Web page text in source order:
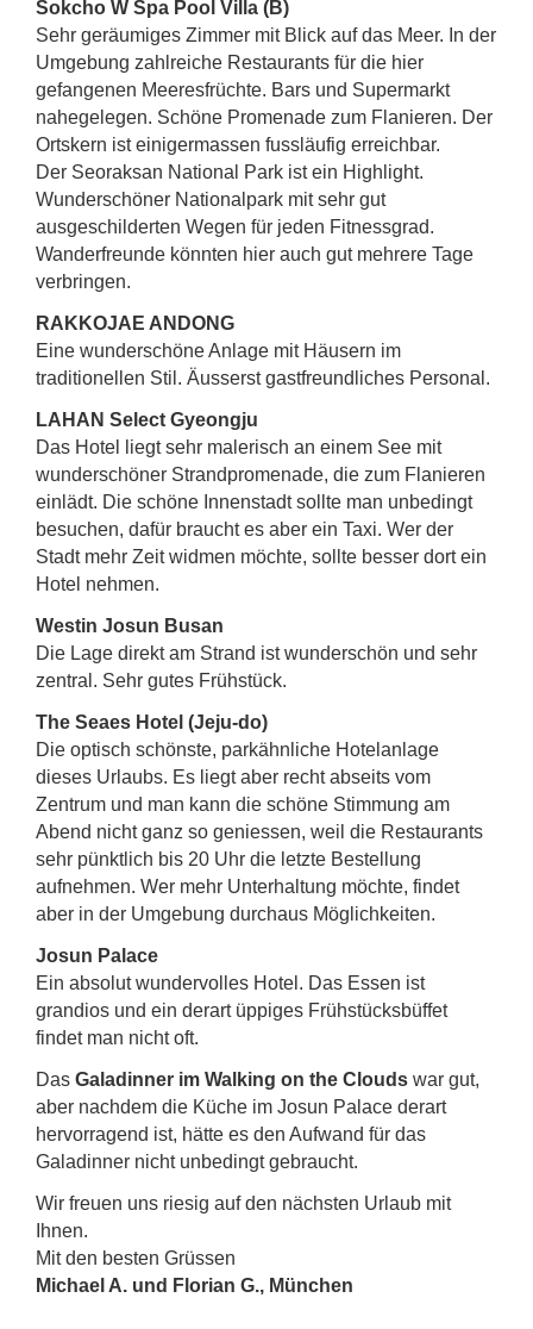
Sokcho W Spa Pool Villa (B)
Sehr geräumiges Zimmer mit Blick auf das Meer. In der
Umgebung zahlreiche Restaurants für die hier
gefangenen Meeresfrüchte. Bars und Supermarkt
nahegelegen. Schöne Promenade zum Flanieren. Der
Ortskern ist einigermassen fussläufig erreichbar.
Der Seoraksan National Park ist ein Highlight.
Wunderschöner Nationalpark mit sehr gut
ausgeschilderten Wegen für jeden Fitnessgrad.
Wanderfreunde könnten hier auch gut mehrere Tage
verbringen.
RAKKOJAE ANDONG
Eine wunderschöne Anlage mit Häusern im
traditionellen Stil. Äusserst gastfreundliches Personal.
LAHAN Select Gyeongju
Das Hotel liegt sehr malerisch an einem See mit
wunderschöner Strandpromenade, die zum Flanieren
einlädt. Die schöne Innenstadt sollte man unbedingt
besuchen, dafür braucht es aber ein Taxi. Wer der
Stadt mehr Zeit widmen möchte, sollte besser dort ein
Hotel nehmen.
Westin Josun Busan
Die Lage direkt am Strand ist wunderschön und sehr
zentral. Sehr gutes Frühstück.
The Seaes Hotel (Jeju-do)
Die optisch schönste, parkähnliche Hotelanlage
dieses Urlaubs. Es liegt aber recht abseits vom
Zentrum und man kann die schöne Stimmung am
Abend nicht ganz so geniessen, weil die Restaurants
sehr pünktlich bis 20 Uhr die letzte Bestellung
aufnehmen. Wer mehr Unterhaltung möchte, findet
aber in der Umgebung durchaus Möglichkeiten.
Josun Palace
Ein absolut wundervolles Hotel. Das Essen ist
grandios und ein derart üppiges Frühstücksbüffet
findet man nicht oft.
Das Galadinner im Walking on the Clouds war gut,
aber nachdem die Küche im Josun Palace derart
hervorragend ist, hätte es den Aufwand für das
Galadinner nicht unbedingt gebraucht.
Wir freuen uns riesig auf den nächsten Urlaub mit
Ihnen.
Mit den besten Grüssen
Michael A. und Florian G., München